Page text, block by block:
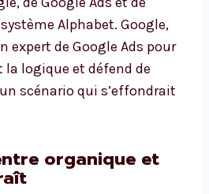
Alphabet. Google,
expert de Google Ads pour
la logique et défend de
scénario qui s’effondrait
organique et